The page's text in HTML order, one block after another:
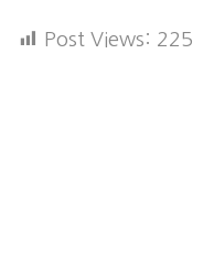
Post Views: 225